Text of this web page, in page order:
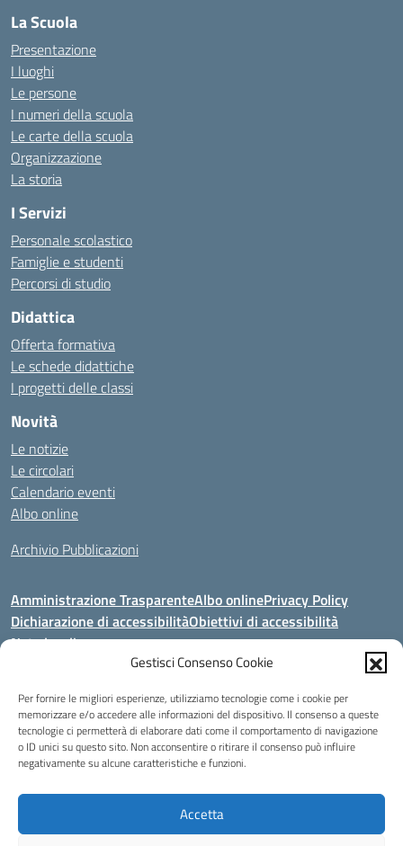
Gestisci Consenso Cookie
Per fornire le migliori esperienze, utilizziamo tecnologie come i cookie per
memorizzare e/o accedere alle informazioni del dispositivo. Il consenso a queste
tecnologie ci permetterà di elaborare dati come il comportamento di navigazione
o ID unici su questo sito. Non acconsentire o ritirare il consenso può influire
negativamente su alcune caratteristiche e funzioni.
Accetta
La Scuola
Presentazione
I luoghi
Le persone
I numeri della scuola
Le carte della scuola
Organizzazione
La storia
I Servizi
Personale scolastico
Famiglie e studenti
Percorsi di studio
Didattica
Offerta formativa
Le schede didattiche
I progetti delle classi
Novità
Le notizie
Le circolari
Calendario eventi
Albo online
Archivio Pubblicazioni
Amministrazione TrasparenteAlbo onlinePrivacy Policy
Dichiarazione di accessibilitàObiettivi di accessibilità
Note legali
Indirizzo:Via Aldo Moro, 10 - 87020 Guardia Piemontese (CS)
Centralino:0982-608011 Email:csic86100n@istruzione.it
Posta elettronica certificata (PEC):csic86100n@pec.istruzione.it
Codice meccanografico:
Power by: SITOSCUOLA.EU